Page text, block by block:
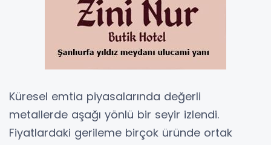
Küresel emtia piyasalarında değerli
metallerde aşağı yönlü bir seyir izlendi.
Fiyatlardaki gerileme birçok üründe ortak